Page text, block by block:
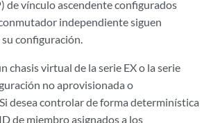
de vínculo ascendente configurados
independiente siguen
configuración.
chasis virtual de la serie EX o la serie
no aprovisionada o
desea controlar de forma determinística
de miembro asignados a los